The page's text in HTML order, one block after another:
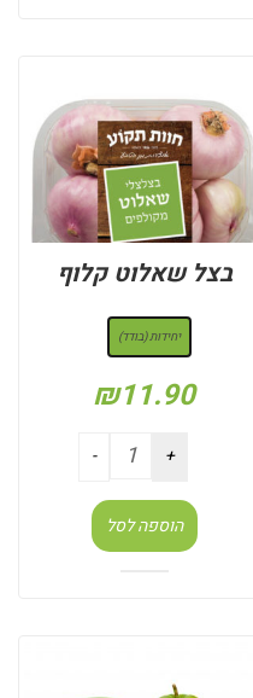
בצל שאלוט קלוף
יחידות (בודד)
₪11.90
הוספה לסל